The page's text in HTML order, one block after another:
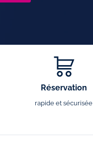
Réservation
rapide et sécurisée